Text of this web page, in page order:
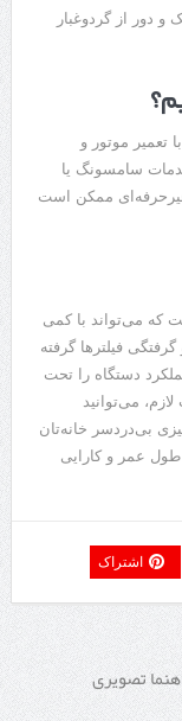
دور از گردوغبار
تعمیر موتور و
سامسونگ یا
غیرحرفه‌ای ممکن است
می‌تواند با کمی
فیلترها گرفته
دستگاه را تحت
می‌توانید
بی‌دردسر خانه‌تان
طول عمر و کارایی
اشتراک
تصویری